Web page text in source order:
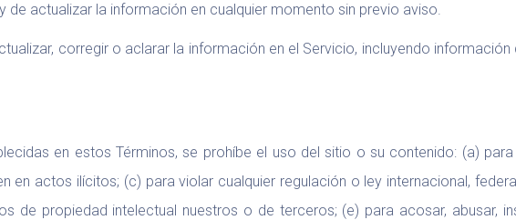
actualizar la información en cualquier momento sin previo aviso.
corregir o aclarar la información en el Servicio, incluyendo
en estos Términos, se prohíbe el uso del sitio o su contenido: (a)
en actos ilícitos; (c) para violar cualquier regulación o ley internacional,
de propiedad intelectual nuestros o de terceros; (e) para acosar, abusar,